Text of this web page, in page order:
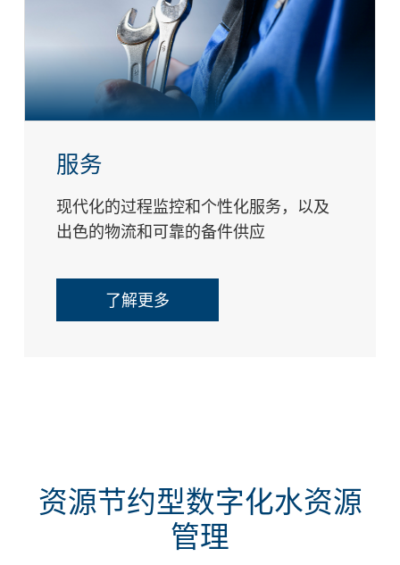
服务
现代化的过程监控和个性化服务，以及
出色的物流和可靠的备件供应
了解更多
资源节约型数字化水资源
管理